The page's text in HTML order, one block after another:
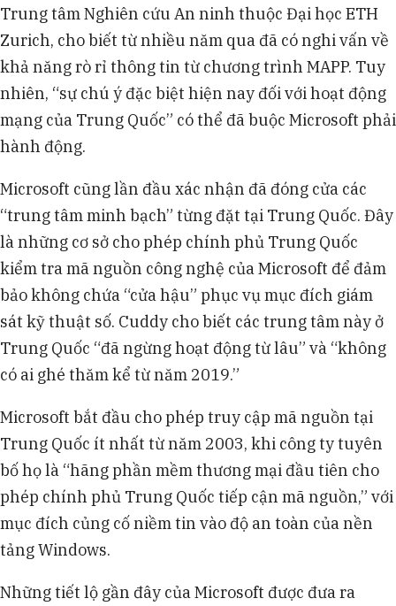
Trung tâm Nghiên cứu An ninh thuộc Đại học ETH
Zurich, cho biết từ nhiều năm qua đã có nghi vấn về
khả năng rò rỉ thông tin từ chương trình MAPP. Tuy
nhiên, “sự chú ý đặc biệt hiện nay đối với hoạt động
mạng của Trung Quốc” có thể đã buộc Microsoft phải
hành động.
Microsoft cũng lần đầu xác nhận đã đóng cửa các
“trung tâm minh bạch” từng đặt tại Trung Quốc. Đây
là những cơ sở cho phép chính phủ Trung Quốc
kiểm tra mã nguồn công nghệ của Microsoft để đảm
bảo không chứa “cửa hậu” phục vụ mục đích giám
sát kỹ thuật số. Cuddy cho biết các trung tâm này ở
Trung Quốc “đã ngừng hoạt động từ lâu” và “không
có ai ghé thăm kể từ năm 2019.”
Microsoft bắt đầu cho phép truy cập mã nguồn tại
Trung Quốc ít nhất từ năm 2003, khi công ty tuyên
bố họ là “hãng phần mềm thương mại đầu tiên cho
phép chính phủ Trung Quốc tiếp cận mã nguồn,” với
mục đích củng cố niềm tin vào độ an toàn của nền
tảng Windows.
Những tiết lộ gần đây của Microsoft được đưa ra